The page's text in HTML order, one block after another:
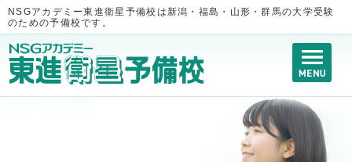
NSGアカデミー東進衛星予備校は新潟・福島・山形・群馬の大学受験
のための予備校です。